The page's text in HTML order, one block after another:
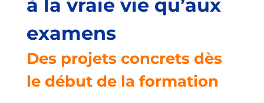
à la vraie vie qu’aux
examens
Des projets concrets dès
le début de la formation